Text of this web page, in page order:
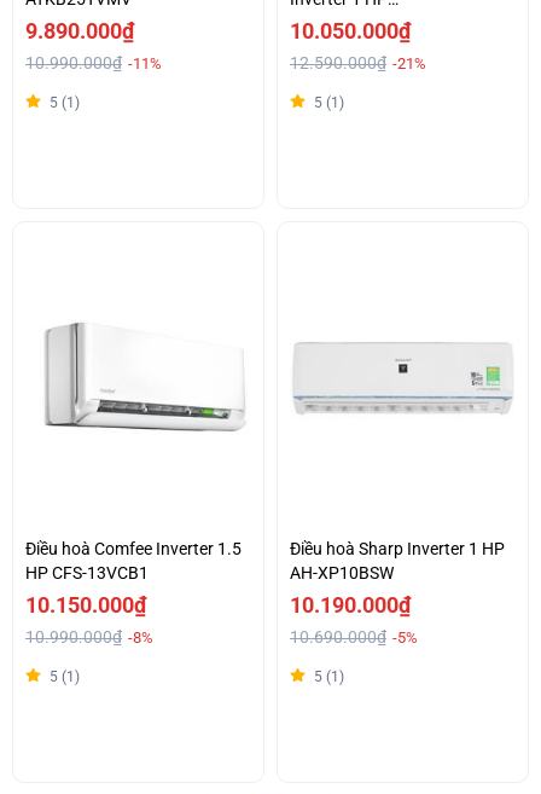
9.890.000₫
10.990.000₫ -11%
5 (1)
AR10CYFAAWKNSV
10.050.000₫
12.590.000₫ -21%
5 (1)
Điều hoà Comfee Inverter 1.5
HP CFS-13VCB1
10.150.000₫
10.990.000₫ -8%
5 (1)
Điều hoà Sharp Inverter 1 HP
AH-XP10BSW
10.190.000₫
10.690.000₫ -5%
5 (1)